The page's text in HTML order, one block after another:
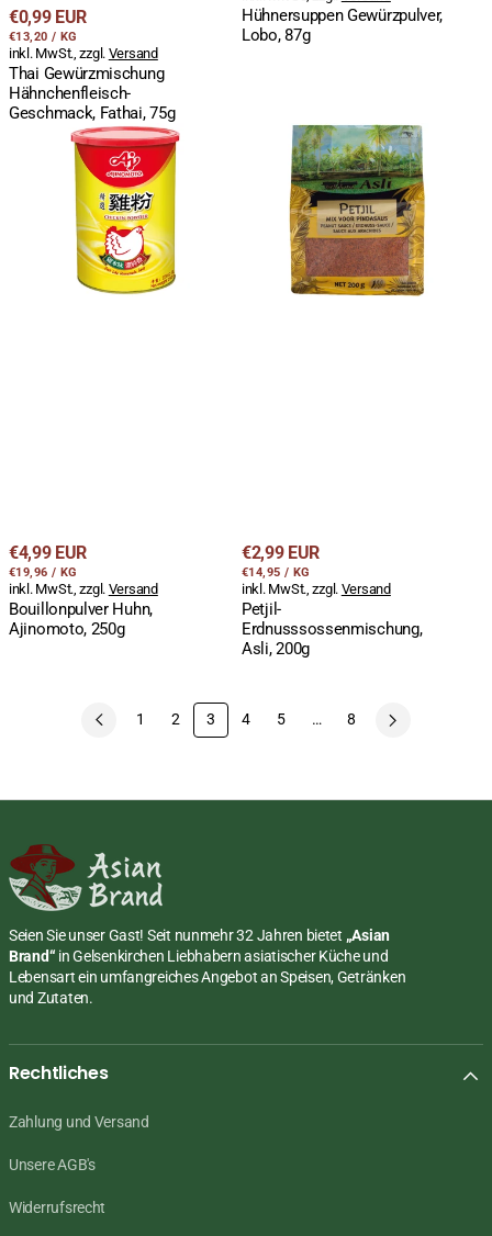
Regulärer
Preis
€0,99 EUR
STÜCKPREIS
€13,20 / PRO
KG
inkl. MwSt., zzgl. Versand
Thai Gewürzmischung
Hähnchenfleisch-
Geschmack, Fathai, 75g
Hühnersuppen Gewürzpulver,
Lobo, 87g
Bouillonpulver
Ajinomoto,
Regulärer
Preis
€4,99 EUR
STÜCKPREIS
€19,96 / PRO
KG
inkl. MwSt., zzgl. Versand
Bouillonpulver Huhn,
Ajinomoto, 250g
Erdnusssossenmischung,
Regulärer
Preis
€2,99 EUR
STÜCKPREIS
€14,95 / PRO
KG
inkl. MwSt., zzgl. Versand
Petjil-
Erdnusssossenmischung,
Asli, 200g
1 2 3 4 5 … 8
Seien Sie unser Gast! Seit nunmehr 32 Jahren bietet „Asian
Brand“ in Gelsenkirchen Liebhabern asiatischer Küche und
Lebensart ein umfangreiches Angebot an Speisen, Getränken
und Zutaten.
Rechtliches
Zahlung und Versand
Unsere AGB's
Widerrufsrecht